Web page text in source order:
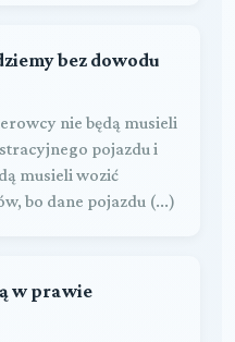
bez dowodu
nie będą musieli
pojazdu i
musieli wozić
bo dane pojazdu (...)
w prawie